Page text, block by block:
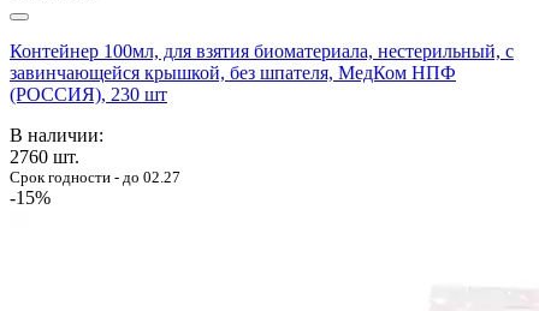
Контейнер 100мл, для взятия биоматериала, нестерильный, с
завинчающейся крышкой, без шпателя, МедКом НПФ
(РОССИЯ), 230 шт
В наличии:
2760 шт.
Срок годности - до 02.27
-15%